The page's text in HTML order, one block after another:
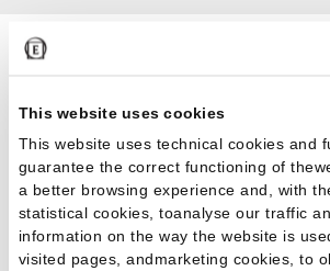
This website uses cookies
This website uses technical cookies and
guarantee the correct functioning of
a better browsing experience and, with
statistical cookies, toanalyse our traffic
information on the way the website is
visited pages, andmarketing cookies, to
Greenguard
CCC